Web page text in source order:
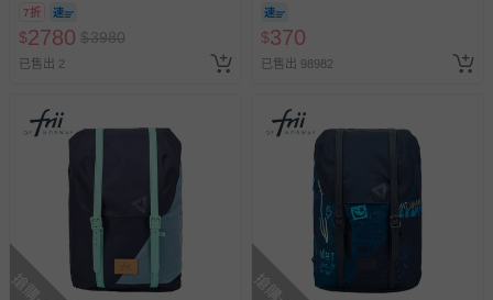
亦保留出貨與否的權利。離島、偏遠地區、樓層親送等加價
費用，可能會另需加收。
商品實際的配達日期，可於訂單個人資料內的查詢訂單內，
如您收到商品，請依正常流程檢查是否完好，若商品遇瑕疵
情形，您可申請更換新品或退貨，請見：
退貨的辦理流程
若您對於會員帳號、商品訂購與資訊、購物流程、付款方
式、折價券與購物金的使用、退貨及商品運送方式等有疑
問，你可詳見：媽咪愛客服中心
預購商品：預購為海外同步代購，遇缺貨即會通知媽咪並協
助取消退款事宜。
7折
$2780 $3980
已售出 2
$370
已售出 98982